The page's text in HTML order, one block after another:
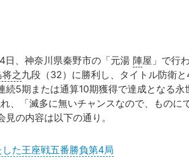
日、神奈川県秦野市の「元湯 陣屋」で行
之九段（32）に勝利し、タイトル防衛
続5期または通算10期獲得で達成となる永
、「滅多に無いチャンスなので、ものに
の内容は以下の通り。
した王座戦五番勝負第4局